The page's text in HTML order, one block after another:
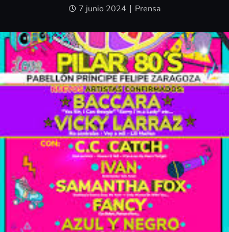
7 junio 2024 Prensa